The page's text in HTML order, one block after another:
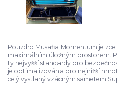
Pouzdro Musafia Momentum je
maximálním úložným prostorem.
ty nejvyšší standardy pro
je optimalizována pro nejnižší
celý vystlaný vzácným sametem